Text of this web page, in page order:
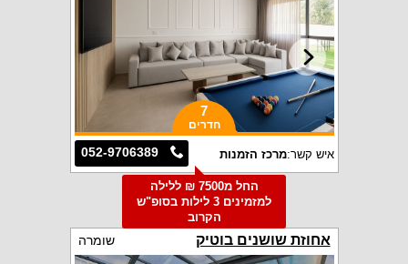
7
חדרים
052-9706389 איש קשר:מרכז הזמנות
החל מ7500 ₪ ללילה
למזמינים 3 לילות בסופ"ש
הקרוב
אחוזת שושנים בוטיק שומרה